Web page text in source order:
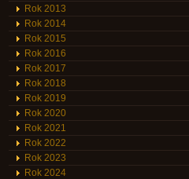
Rok 2013
Rok 2014
Rok 2015
Rok 2016
Rok 2017
Rok 2018
Rok 2019
Rok 2020
Rok 2021
Rok 2022
Rok 2023
Rok 2024